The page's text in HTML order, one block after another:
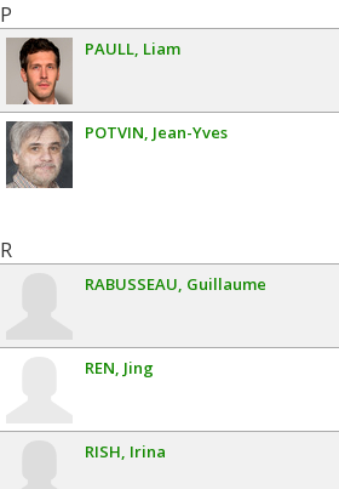
P
PAULL Liam
POTVIN Jean-Yves
R
RABUSSEAU Guillaume
REN Jing
RISH Irina